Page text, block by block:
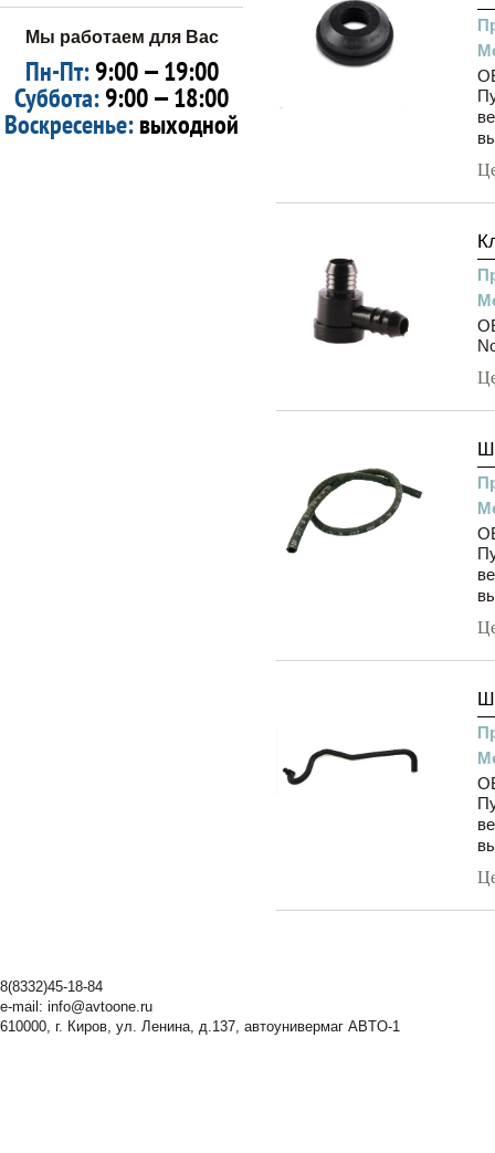
Мы работаем для Вас
Пн-Пт:9:00 — 19:00
Суббота:9:00 — 18:00
Воскресенье:выходной
8(8332)45-18-84
e-mail: info@avtoone.ru
610000, г. Киров, ул. Ленина, д.137, автоунивермаг ABTO-1